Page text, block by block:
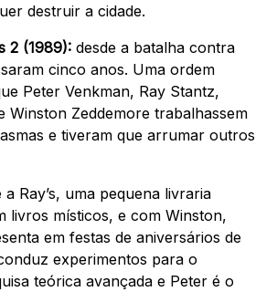
destruir a cidade.
2 (1989): desde a batalha contra
cinco anos. Uma ordem
Peter Venkman, Ray Stantz,
Winston Zeddemore trabalhassem
e tiveram que arrumar outros
Ray’s, uma pequena livraria
livros místicos, e com Winston,
em festas de aniversários de
experimentos para o
teórica avançada e Peter é o